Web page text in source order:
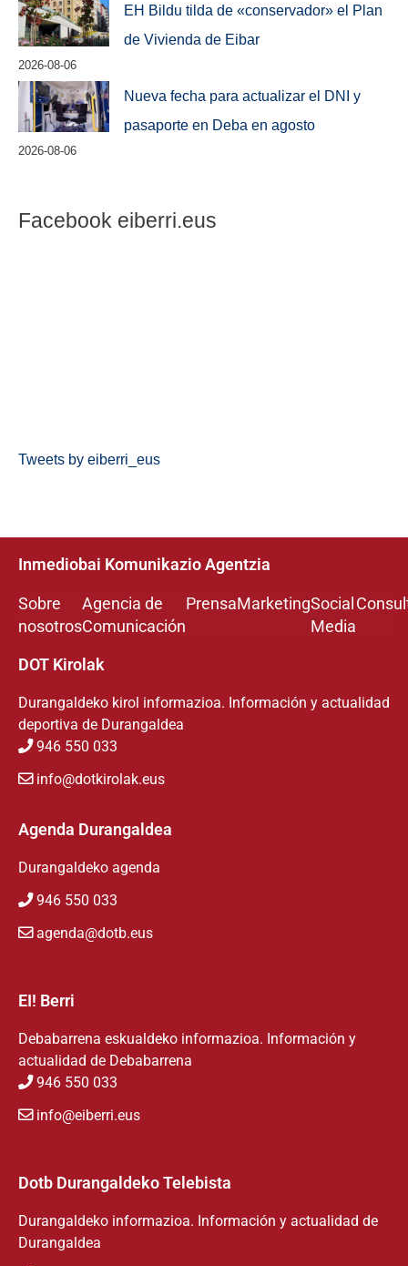
EH Bildu tilda de «conservador» el Plan
de Vivienda de Eibar
2026-08-06
Nueva fecha para actualizar el DNI y
pasaporte en Deba en agosto
2026-08-06
Facebook eiberri.eus
Tweets by eiberri_eus
Inmediobai Komunikazio Agentzia
Sobre
nosotros
Agencia de
Comunicación
PrensaMarketingSocial
Media
DOT Kirolak
Durangaldeko kirol informazioa. Información y actualidad
deportiva de Durangaldea
946 550 033
info@dotkirolak.eus
Agenda Durangaldea
Durangaldeko agenda
946 550 033
agenda@dotb.eus
EI! Berri
Debabarrena eskualdeko informazioa. Información y
actualidad de Debabarrena
946 550 033
info@eiberri.eus
Dotb Durangaldeko Telebista
Durangaldeko informazioa. Información y actualidad de
Durangaldea